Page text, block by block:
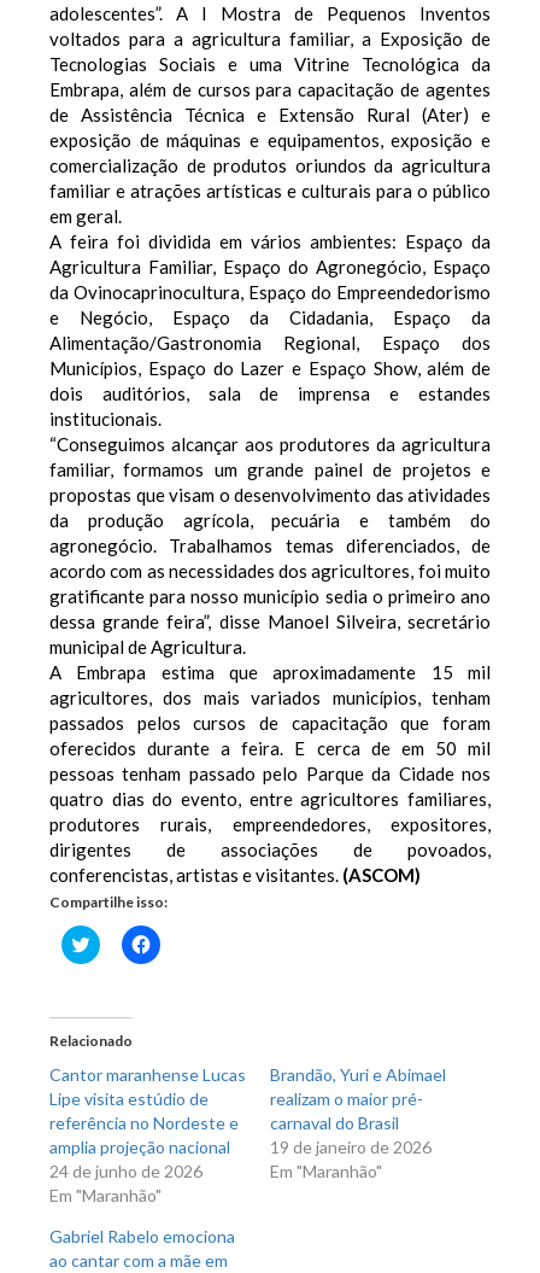
adolescentes”. A I Mostra de Pequenos Inventos
voltados para a agricultura familiar, a Exposição de
Tecnologias Sociais e uma Vitrine Tecnológica da
Embrapa, além de cursos para capacitação de agentes
de Assistência Técnica e Extensão Rural (Ater) e
exposição de máquinas e equipamentos, exposição e
comercialização de produtos oriundos da agricultura
familiar e atrações artísticas e culturais para o público
em geral.
A feira foi dividida em vários ambientes: Espaço da
Agricultura Familiar, Espaço do Agronegócio, Espaço
da Ovinocaprinocultura, Espaço do Empreendedorismo
e Negócio, Espaço da Cidadania, Espaço da
Alimentação/Gastronomia Regional, Espaço dos
Municípios, Espaço do Lazer e Espaço Show, além de
dois auditórios, sala de imprensa e estandes
institucionais.
“Conseguimos alcançar aos produtores da agricultura
familiar, formamos um grande painel de projetos e
propostas que visam o desenvolvimento das atividades
da produção agrícola, pecuária e também do
agronegócio. Trabalhamos temas diferenciados, de
acordo com as necessidades dos agricultores, foi muito
gratificante para nosso município sedia o primeiro ano
dessa grande feira”, disse Manoel Silveira, secretário
municipal de Agricultura.
A Embrapa estima que aproximadamente 15 mil
agricultores, dos mais variados municípios, tenham
passados pelos cursos de capacitação que foram
oferecidos durante a feira. E cerca de em 50 mil
pessoas tenham passado pelo Parque da Cidade nos
quatro dias do evento, entre agricultores familiares,
produtores rurais, empreendedores, expositores,
dirigentes de associações de povoados,
conferencistas, artistas e visitantes. (ASCOM)
Compartilhe isso:
Clique
para
em
nova
janela)
Clique
para
Relacionado
Cantor maranhense Lucas
Lipe visita estúdio de
referência no Nordeste e
amplia projeção nacional
24 de junho de 2026
Em "Maranhão"
Brandão, Yuri e Abimael
realizam o maior pré-
carnaval do Brasil
19 de janeiro de 2026
Em "Maranhão"
Gabriel Rabelo emociona
ao cantar com a mãe em